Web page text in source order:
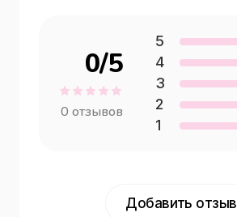
0/5
0 отзывов
5
4
3
2
1
Добавить отзыв